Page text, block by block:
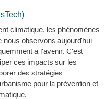
climatique, les phénomènes
nous observons aujourd'hui
à l'avenir. C'est
ces impacts sur les
des stratégies
pour la prévention et